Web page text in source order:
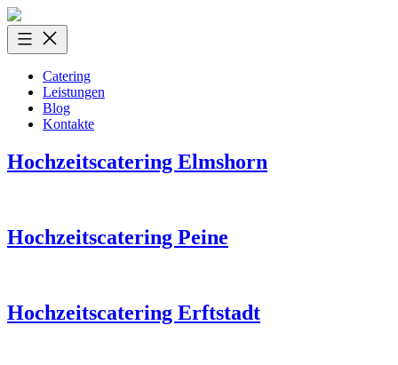
Zum
Inhalt
springen
Catering
Leistungen
Blog
Kontakte
Hochzeitscatering Elmshorn
Hochzeitscatering Peine
Hochzeitscatering Erftstadt